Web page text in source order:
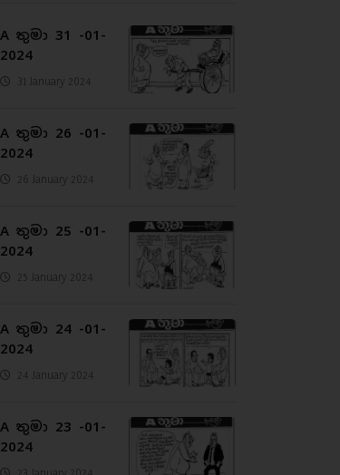
A තුමා 31 -01-
2024
31 January 2024
A තුමා 26 -01-
2024
26 January 2024
A තුමා 25 -01-
2024
25 January 2024
A තුමා 24 -01-
2024
24 January 2024
A තුමා 23 -01-
2024
23 January 2024